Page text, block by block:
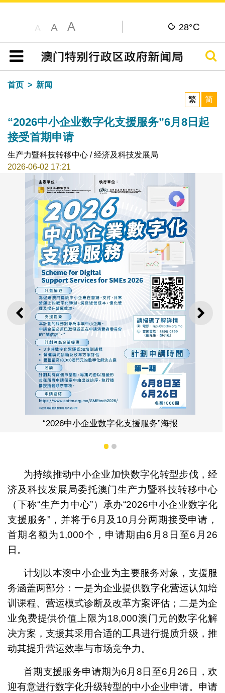
A A A 28°C
目录
搜寻
首页
新闻
繁
简
“2026中小企业数字化支援服务”6月8日起
接受首期申请
生产力暨科技转移中心 / 经济及科技发展局
2026-06-02 17:21
上一则 下一
支援服务”海报 计划协助中小企运用合适
1 2
为持续推动中小企业加快数字化转型步伐，经
济及科技发展局委托澳门生产力暨科技转移中心
（下称“生产力中心”）承办“2026中小企业数字化
支援服务”，并将于6月及10月分两期接受申请，
首期名额为1,000个，申请期由6月8日至6月26
日。
计划以本澳中小企业为主要服务对象，支援服
务涵盖两部分：一是为企业提供数字化营运认知培
训课程、营运模式诊断及改革方案评估；二是为企
业免费提供价值上限为18,000澳门元的数字化解
决方案，支援其采用合适的工具进行提质升级，推
动其提升营运效率与市场竞争力。
首期支援服务申请期为6月8日至6月26日，欢
迎有意进行数字化升级转型的中小企业申请。申请